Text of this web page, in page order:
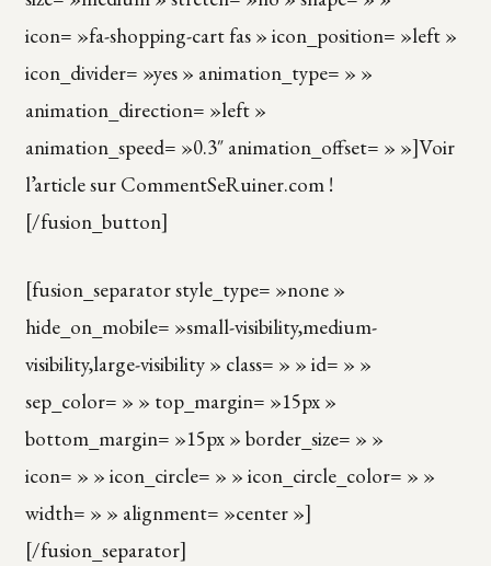
icon= »fa-shopping-cart fas » icon_position= »left »
icon_divider= »yes » animation_type= » »
animation_direction= »left »
animation_speed= »0.3″ animation_offset= » »]Voir
l’article sur CommentSeRuiner.com !
[/fusion_button]
[fusion_separator style_type= »none »
hide_on_mobile= »small-visibility,medium-
visibility,large-visibility » class= » » id= » »
sep_color= » » top_margin= »15px »
bottom_margin= »15px » border_size= » »
icon= » » icon_circle= » » icon_circle_color= » »
width= » » alignment= »center »]
[/fusion_separator]